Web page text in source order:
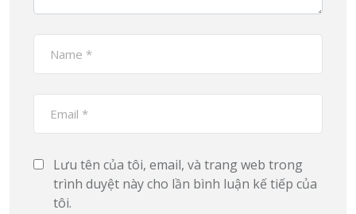
Lưu tên của tôi, email, và trang web trong
trình duyệt này cho lần bình luận kế tiếp của
tôi.